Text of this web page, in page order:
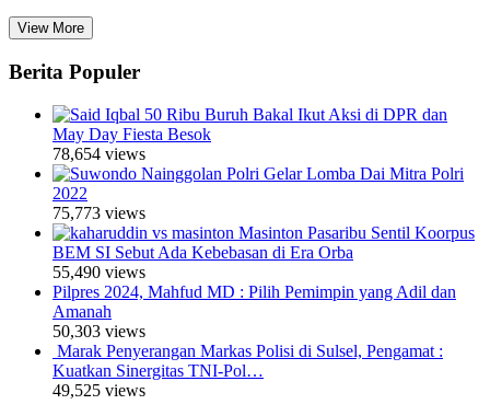
View More
Berita Populer
50 Ribu Buruh Bakal Ikut Aksi di DPR dan
May Day Fiesta Besok
78,654 views
Polri Gelar Lomba Dai Mitra Polri
2022
75,773 views
Masinton Pasaribu Sentil Koorpus
BEM SI Sebut Ada Kebebasan di Era Orba
55,490 views
Pilpres 2024, Mahfud MD : Pilih Pemimpin yang Adil dan
Amanah
50,303 views
Marak Penyerangan Markas Polisi di Sulsel, Pengamat :
Kuatkan Sinergitas TNI-Pol…
49,525 views